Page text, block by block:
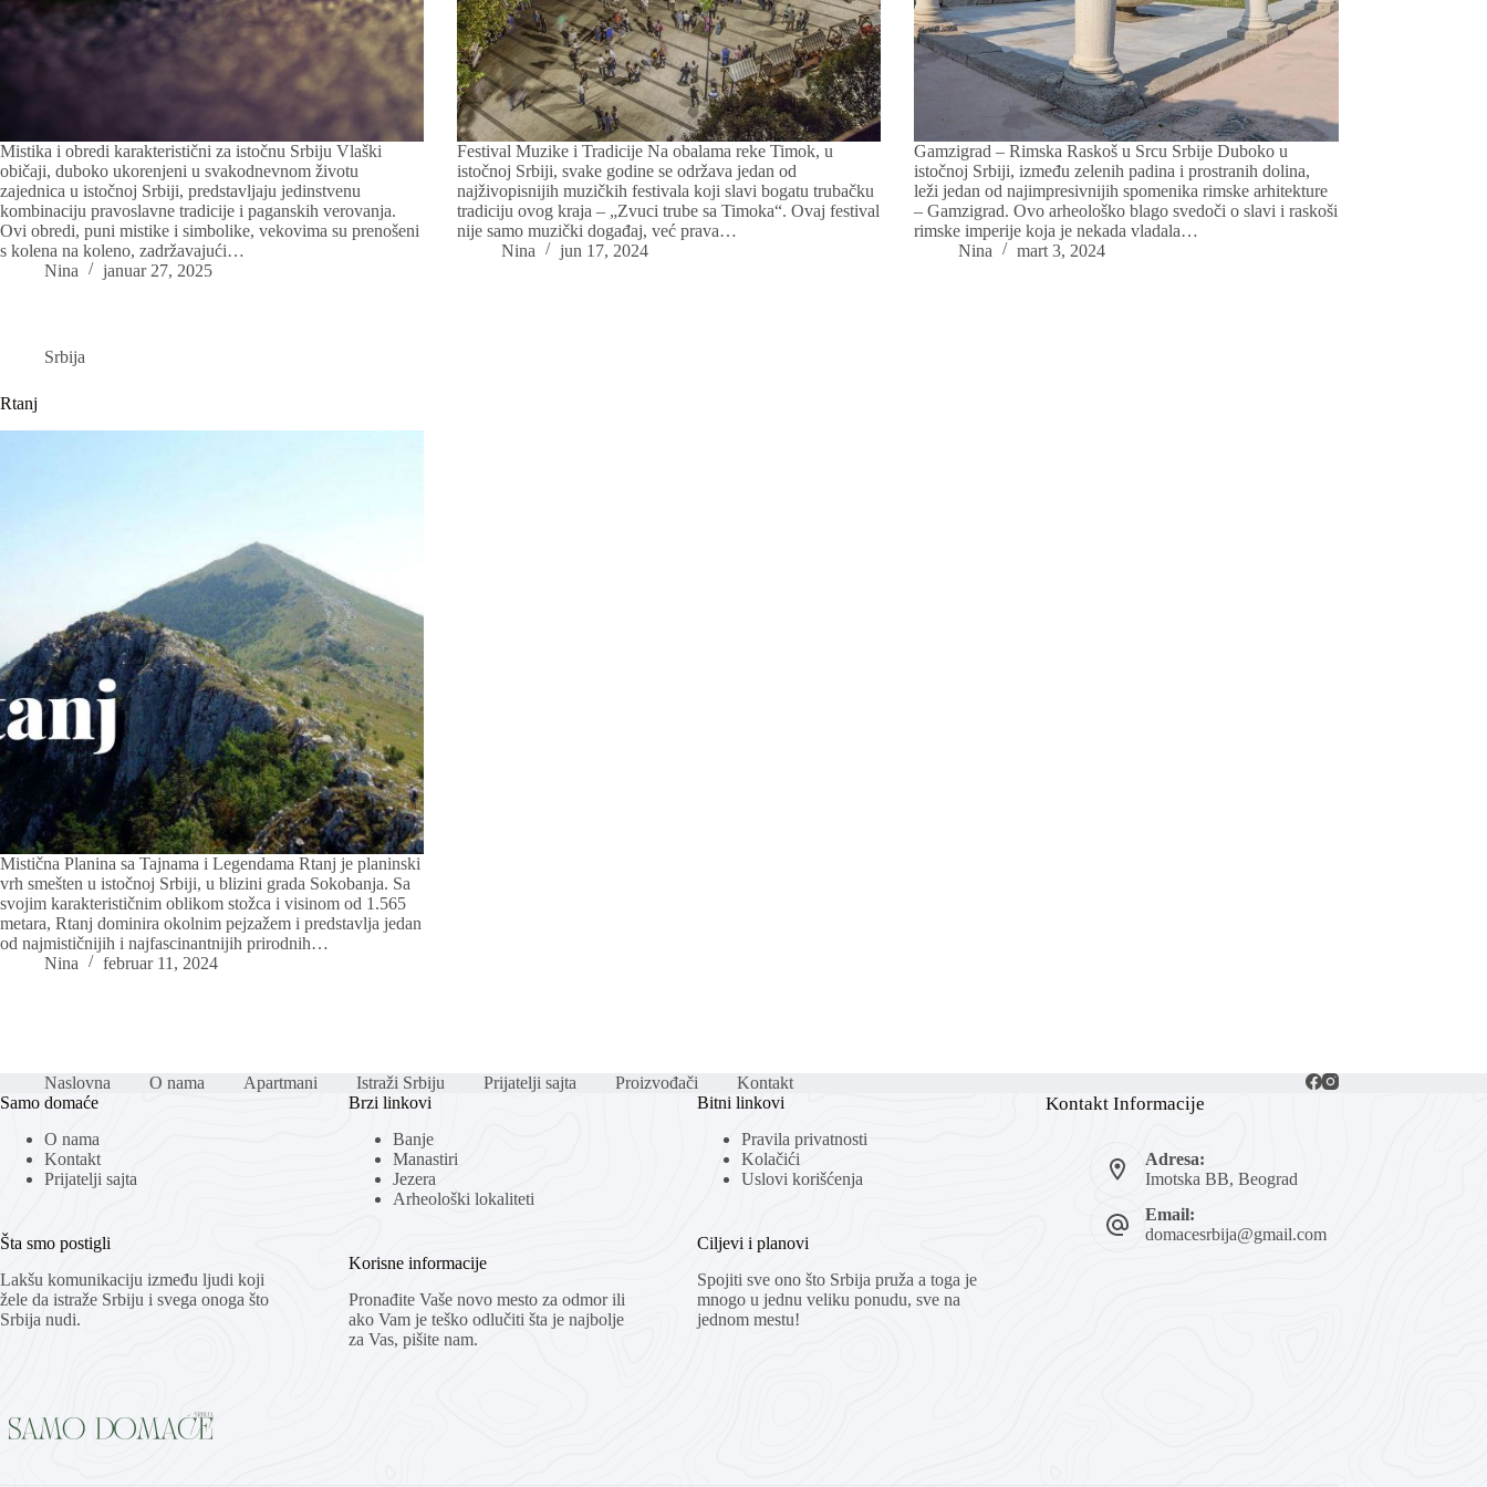
Mistika i obredi karakteristični za istočnu Srbiju Vlaški
običaji, duboko ukorenjeni u svakodnevnom životu
zajednica u istočnoj Srbiji, predstavljaju jedinstvenu
kombinaciju pravoslavne tradicije i paganskih verovanja.
Ovi obredi, puni mistike i simbolike, vekovima su prenošeni
s kolena na koleno, zadržavajući…
Nina
januar 27, 2025
Festival Muzike i Tradicije Na obalama reke Timok, u
istočnoj Srbiji, svake godine se održava jedan od
najživopisnijih muzičkih festivala koji slavi bogatu trubačku
tradiciju ovog kraja – „Zvuci trube sa Timoka“. Ovaj festival
nije samo muzički događaj, već prava…
Nina
jun 17, 2024
Gamzigrad – Rimska Raskoš u Srcu Srbije Duboko u
istočnoj Srbiji, između zelenih padina i prostranih dolina,
leži jedan od najimpresivnijih spomenika rimske arhitekture
– Gamzigrad. Ovo arheološko blago svedoči o slavi i raskoši
rimske imperije koja je nekada vladala…
Nina
mart 3, 2024
Srbija
Rtanj
Mistična Planina sa Tajnama i Legendama Rtanj je planinski
vrh smešten u istočnoj Srbiji, u blizini grada Sokobanja. Sa
svojim karakterističnim oblikom stožca i visinom od 1.565
metara, Rtanj dominira okolnim pejzažem i predstavlja jedan
od najmističnijih i najfascinantnijih prirodnih…
Nina
februar 11, 2024
Naslovna O nama Apartmani Istraži Srbiju Prijatelji sajta Proizvođači
Kontakt
Samo domaće
O nama
Kontakt
Prijatelji sajta
Šta smo postigli
Lakšu komunikaciju između ljudi koji
žele da istraže Srbiju i svega onoga što
Srbija nudi.
Brzi linkovi
Banje
Manastiri
Jezera
Arheološki lokaliteti
Korisne informacije
Pronađite Vaše novo mesto za odmor ili
ako Vam je teško odlučiti šta je najbolje
za Vas, pišite nam.
Bitni linkovi
Pravila privatnosti
Kolačići
Uslovi korišćenja
Ciljevi i planovi
Spojiti sve ono što Srbija pruža a toga je
mnogo u jednu veliku ponudu, sve na
jednom mestu!
Kontakt Informacije
Adresa:
Imotska BB, Beograd
Email:
domacesrbija@gmail.com